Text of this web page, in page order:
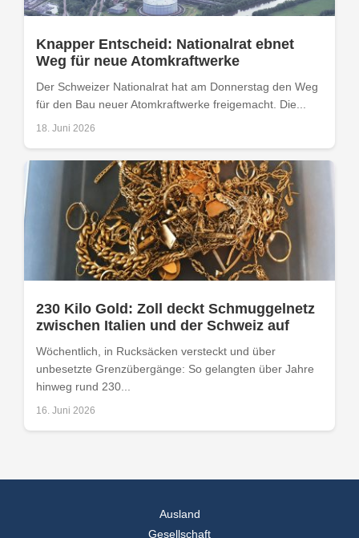
Knapper Entscheid: Nationalrat ebnet
Weg für neue Atomkraftwerke
Der Schweizer Nationalrat hat am Donnerstag den Weg
für den Bau neuer Atomkraftwerke freigemacht. Die...
18. Juni 2026
230 Kilo Gold: Zoll deckt Schmuggelnetz
zwischen Italien und der Schweiz auf
Wöchentlich, in Rucksäcken versteckt und über
unbesetzte Grenzübergänge: So gelangten über Jahre
hinweg rund 230...
16. Juni 2026
Ausland
Gesellschaft